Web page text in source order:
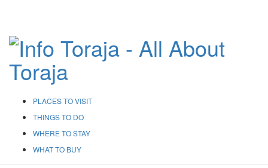
PLACES TO VISIT
THINGS TO DO
WHERE TO STAY
WHAT TO BUY